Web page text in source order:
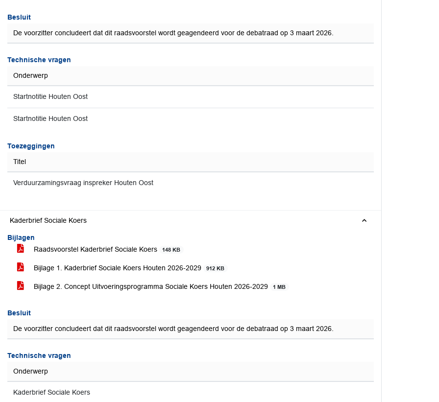
Besluit
De voorzitter concludeert dat dit raadsvoorstel wordt geagendeerd voor de debatraad op 3 maart 2026.
Technische vragen
Onderwerp
Startnotitie Houten Oost
Startnotitie Houten Oost
Toezeggingen
Titel
Verduurzamingsvraag inspreker Houten Oost
Kaderbrief Sociale Koers
Bijlagen
Raadsvoorstel Kaderbrief Sociale Koers
148 KB
Bijlage 1. Kaderbrief Sociale Koers Houten 2026-2029 912 KB
Bijlage 2. Concept Uitvoeringsprogramma Sociale Koers Houten 2026-2029 1 MB
Besluit
De voorzitter concludeert dat dit raadsvoorstel wordt geagendeerd voor de debatraad op 3 maart 2026.
Technische vragen
Onderwerp
Kaderbrief Sociale Koers